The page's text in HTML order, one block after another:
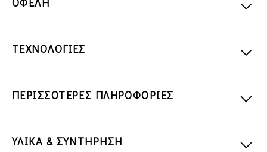
ΤΕΧΝΟΛΟΓΙΕΣ
ΠΕΡΙΣΣΟΤΕΡΕΣ ΠΛΗΡΟΦΟΡΙΕΣ
ΥΛΙΚΑ & ΣΥΝΤΗΡΗΣΗ